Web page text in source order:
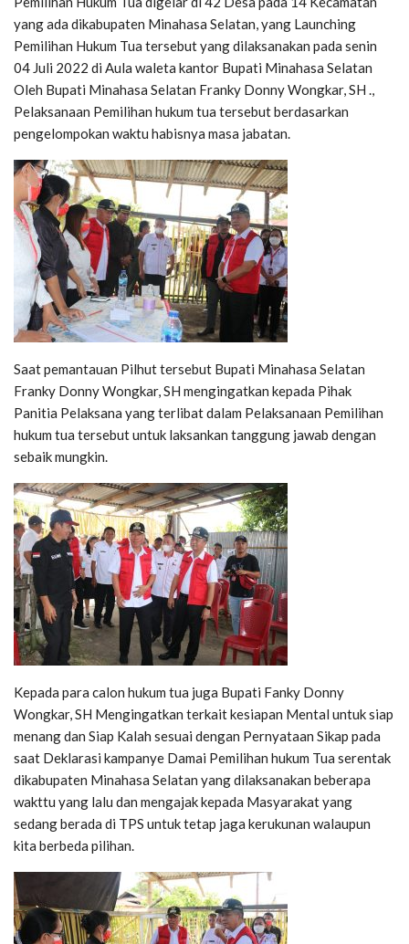
yang ada dikabupaten Minahasa Selatan, yang Launching
Pemilihan Hukum Tua tersebut yang dilaksanakan pada senin
04 Juli 2022 di Aula waleta kantor Bupati Minahasa Selatan
Oleh Bupati Minahasa Selatan Franky Donny Wongkar, SH .,
Pelaksanaan Pemilihan hukum tua tersebut berdasarkan
pengelompokan waktu habisnya masa jabatan.
Saat pemantauan Pilhut tersebut Bupati Minahasa Selatan
Franky Donny Wongkar, SH mengingatkan kepada Pihak
Panitia Pelaksana yang terlibat dalam Pelaksanaan Pemilihan
hukum tua tersebut untuk laksankan tanggung jawab dengan
sebaik mungkin.
Kepada para calon hukum tua juga Bupati Fanky Donny
Wongkar, SH Mengingatkan terkait kesiapan Mental untuk siap
menang dan Siap Kalah sesuai dengan Pernyataan Sikap pada
saat Deklarasi kampanye Damai Pemilihan hukum Tua serentak
dikabupaten Minahasa Selatan yang dilaksanakan beberapa
wakttu yang lalu dan mengajak kepada Masyarakat yang
sedang berada di TPS untuk tetap jaga kerukunan walaupun
kita berbeda pilihan.